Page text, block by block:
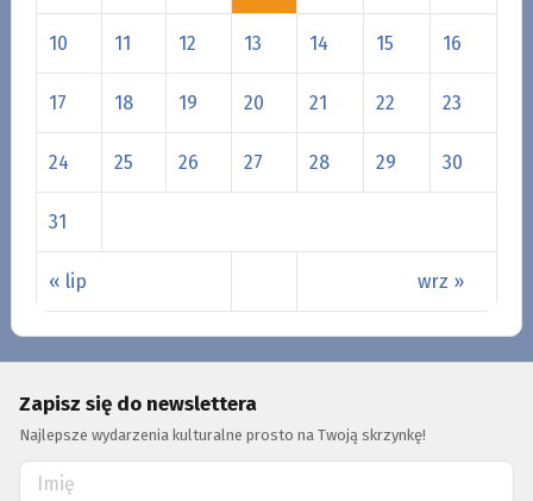
« lip wrz »
10 11 12 13 14 15 16
17 18 19 20 21 22 23
24 25 26 27 28 29 30
31
Zapisz się do newslettera
Najlepsze wydarzenia kulturalne prosto na Twoją skrzynkę!